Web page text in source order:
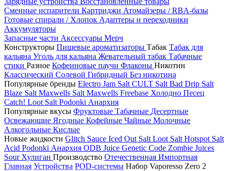
Сменные испарители Картриджи Атомайзеры / RBA-базы
Готовые спирали / Хлопок Адаптеры и переходники
Аккумуляторы
Запасные части Аксессуары Мерч
Конструкторы Пищевые ароматизаторы Табак Табак для
кальяна Уголь для кальяна Жевательный табак Табачные
стики Разное Кофеиновые паучи Флаконы Никотин
Классический Солевой Гибридный Без никотина
Популярные бренды Electro Jam Salt CULT Salt Bad Drip Salt
Blaze Salt Maxwells Salt Maxwells Freebase Холодно Песец
Catch! Loot Salt Podonki Анархия
Популярные вкусы Фруктовые Табачные Десертные
Освежающие Ягодные Кофейные Чайные Молочные
Алкогольные Кислые
Новые жидкости Glitch Sauce Iced Out Salt Loot Salt Hotspot Salt
Acid Podonki Анархия ODB Juice Genetic Code Zombie Juices
Sour Хулиган Производство Отечественная Импортная
Главная Устройства POD-системы Набор Vaporesso Zero 2